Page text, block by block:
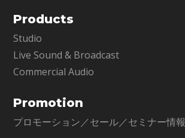
Products
Studio
Live Sound & Broadcast
Commercial Audio
Promotion
プロモーション／セール／セミナー情報